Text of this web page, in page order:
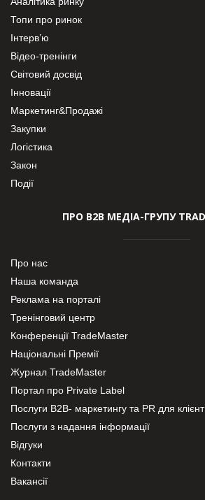
Топи про ринок
Інтерв’ю
Відео-тренінги
Світовий досвід
Інновації
Маркетинг&Продажі
Закупки
Логістика
Закон
Події
ПРО В2В МЕДІА-ГРУПУ
Про нас
Наша команда
Реклама на порталі
Тренінговий центр
Конференції TradeMaster
Національні Премії
Журнал TradeMaster
Портал про Private Label
Послуги В2В- маркетингу та PR для
Послуги з надання інформації
Відгуки
Контакти
Вакансії